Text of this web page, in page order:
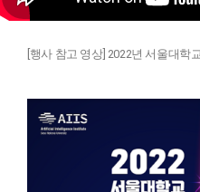
[행사 참고 영상] 2022년 서울대학